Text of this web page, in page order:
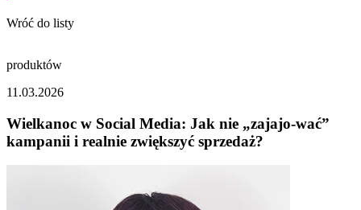
Wróć do listy
produktów
11.03.2026
Wielkanoc w Social Media: Jak nie „zajajo-wać”
kampanii i realnie zwiększyć sprzedaż?